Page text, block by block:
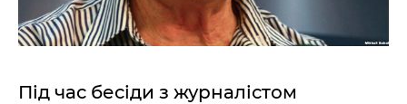
Під час бесіди з журналістом